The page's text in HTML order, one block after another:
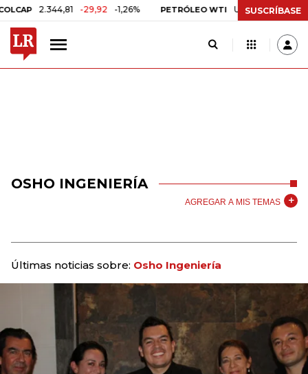
2.344,81 -29,92 -1,26% PETRÓLEO WTI US$ 75,09 -US$ 0,24
SUSCRÍBASE
OSHO INGENIERÍA
AGREGAR A MIS TEMAS
Últimas noticias sobre: Osho Ingeniería